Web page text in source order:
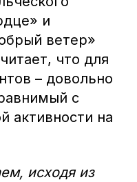
и
ветер»
что для
– довольно
с
активности на
исходя из